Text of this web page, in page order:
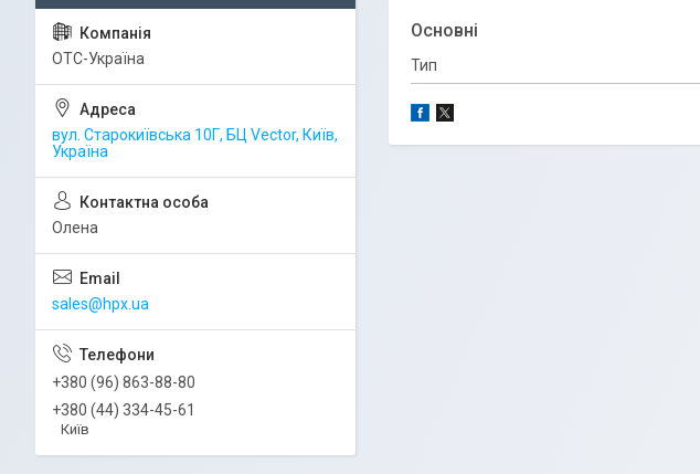
Основні
Тип
ОТС-Україна
вул. Старокиївська 10Г, БЦ Vector, Київ,
Україна
Олена
sales@hpx.ua
+380 (96) 863-88-80
+380 (44) 334-45-61
Київ